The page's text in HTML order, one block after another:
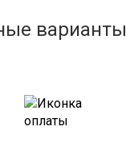
варианты